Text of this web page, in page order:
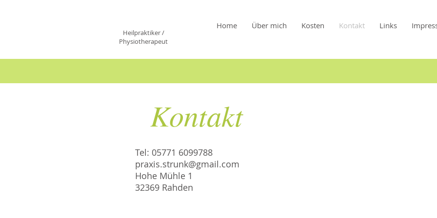
Heilpraktiker /
Physiotherapeut
Home Über mich Kosten Kontakt Links
Kontakt
Tel: 05771 6099788
praxis.strunk@gmail.com
Hohe Mühle 1
32369 Rahden